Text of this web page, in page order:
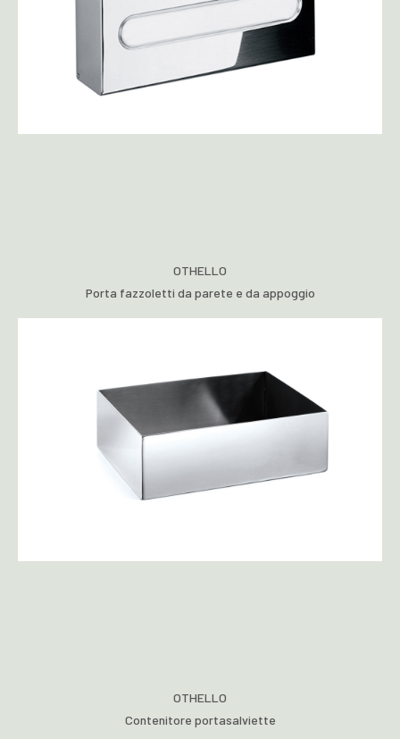
OTHELLO
Porta fazzoletti da parete e da appoggio
OTHELLO
Contenitore portasalviette